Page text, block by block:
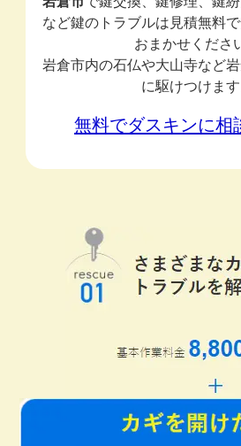
など鍵のトラブルは見積無料
おまかせくださ
岩倉市内の石仏や大山寺など
に駆けつけます
無料でダスキンに相